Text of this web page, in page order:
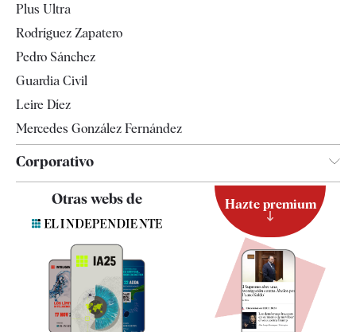
Televisión
Plus Ultra
Rodríguez Zapatero
Pedro Sánchez
Guardia Civil
Leire Díez
Mercedes González Fernández
Corporativo
Contacto
Quiénes somos
Especificaciones
Otras webs de Hazte premium